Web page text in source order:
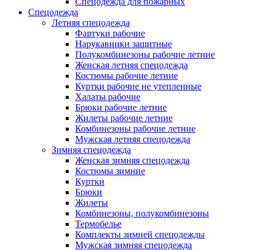
Спецодежда
Летняя спецодежда
Фартуки рабочие
Нарукавники защитные
Полукомбинезоны рабочие летние
Женская летняя спецодежда
Костюмы рабочие летние
Куртки рабочие не утепленные
Халаты рабочие
Брюки рабочие летние
Жилеты рабочие летние
Комбинезоны рабочие летние
Мужская летняя спецодежда
Зимняя спецодежда
Женская зимняя спецодежда
Костюмы зимние
Куртки
Брюки
Жилеты
Комбинезоны, полукомбинезоны
Термобелье
Комплекты зимней спецодежды
Мужская зимняя спецодежда